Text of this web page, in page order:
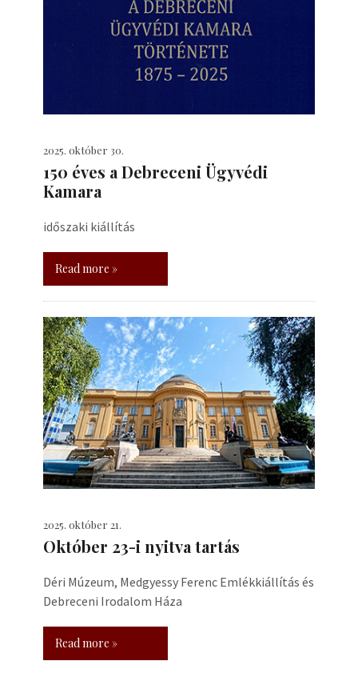
2025. október 30.
150 éves a Debreceni Ügyvédi
Kamara
időszaki kiállítás
Read more »
2025. október 21.
Október 23-i nyitva tartás
Déri Múzeum, Medgyessy Ferenc Emlékkiállítás és
Debreceni Irodalom Háza
Read more »